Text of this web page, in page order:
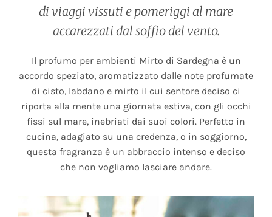
di viaggi vissuti e pomeriggi al mare
accarezzati dal soffio del vento.
Il profumo per ambienti Mirto di Sardegna è un
accordo speziato, aromatizzato dalle note profumate
di cisto, labdano e mirto il cui sentore deciso ci
riporta alla mente una giornata estiva, con gli occhi
fissi sul mare, inebriati dai suoi colori. Perfetto in
cucina, adagiato su una credenza, o in soggiorno,
questa fragranza è un abbraccio intenso e deciso
che non vogliamo lasciare andare.